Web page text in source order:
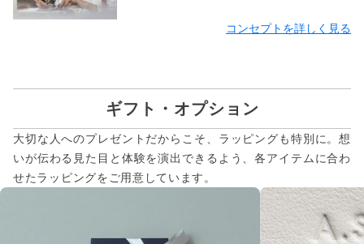
コンセプトを詳しく見る
ギフト・オプション
大切な人へのプレゼントだからこそ、ラッピングも特別に。想
いが伝わる見た目と体験を演出できるよう、各アイテムに合わ
せたラッピングをご用意しています。